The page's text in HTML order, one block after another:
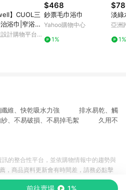
】CUOL三
浴巾|窄浴巾|
擦|換季必備
計購物平台
$468
鈔票毛巾浴巾
Yahoo購物中心
1%
淡綠
亞洲
1%
維、快乾吸水力強 排水易乾、觸
、不易破損、不易掉毛絮 久用不
前往賣場 1%
的整合性平台，並依購物情報中的趨勢與
，商品資料更新會有時間差，請務必點擊
與購物條件，一切資訊以合作廠商網頁為